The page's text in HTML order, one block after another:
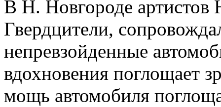
В Н. Новгороде
Гвердцители,
непревзойденные
вдохновения поглощает
мощь автомобиля